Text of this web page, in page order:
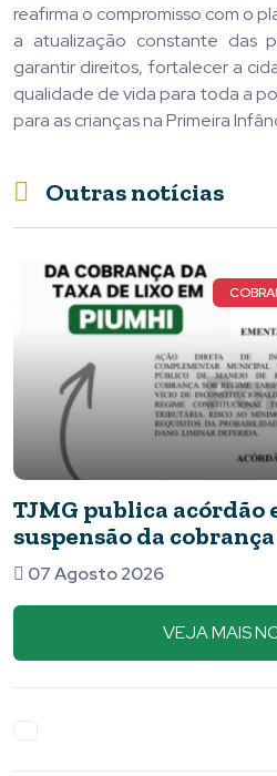
reafirma o compromisso com o
a atualização constante das
garantir direitos, fortalecer a
qualidade de vida para toda a
para as crianças na Primeira
Outras notícias
DE RESIDUOS
de lixo
Novos
VEJA MAIS